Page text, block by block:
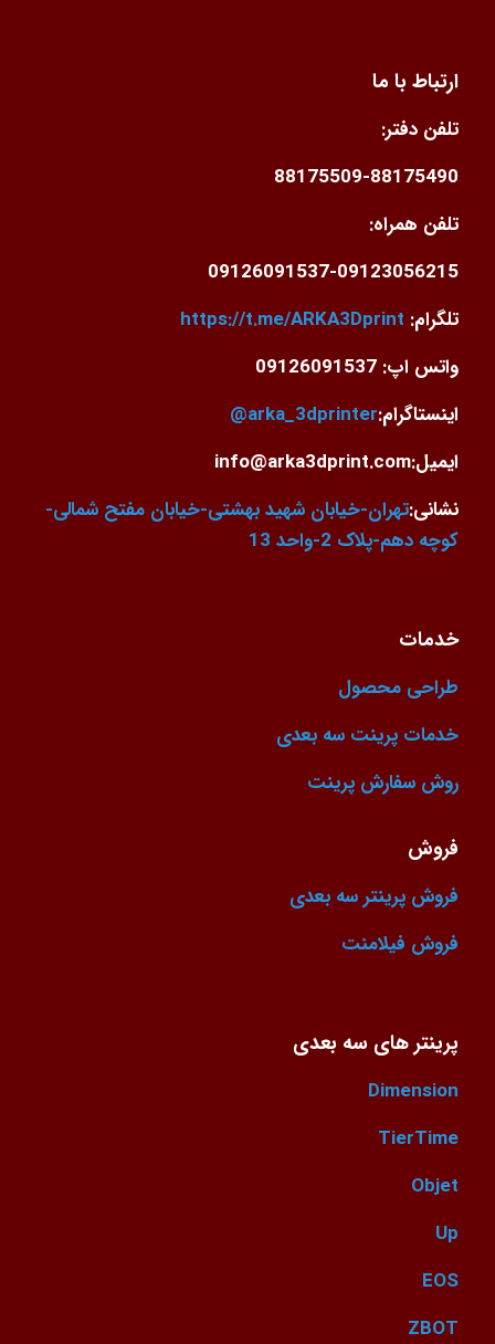
ارتباط با ما
تلفن دفتر:
88175509-88175490
تلفن همراه:
09126091537-09123056215
تلگرام: https://t.me/ARKA3Dprint
واتس اپ: 09126091537
اینستاگرام:arka_3dprinter@
ایمیل:info@arka3dprint.com
نشانی:تهران-خیابان شهید بهشتی-خیابان مفتح شمالی-
کوچه دهم-پلاک 2-واحد 13
خدمات
طراحی محصول
خدمات پرینت سه بعدی
روش سفارش پرینت
فروش
فروش پرینتر سه بعدی
فروش فیلامنت
پرینتر های سه بعدی
Dimension
TierTime
Objet
Up
EOS
ZBOT